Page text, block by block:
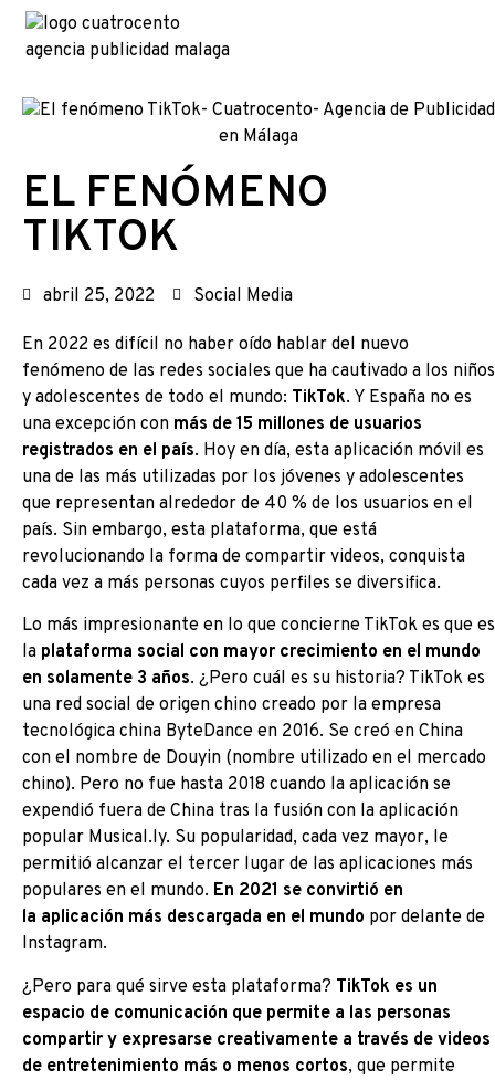
EL FENÓMENO
TIKTOK
abril 25, 2022 Social Media
En 2022 es difícil no haber oído hablar del nuevo
fenómeno de las redes sociales que ha cautivado a los niños
y adolescentes de todo el mundo: TikTok. Y España no es
una excepción con más de 15 millones de usuarios
registrados en el país. Hoy en día, esta aplicación móvil es
una de las más utilizadas por los jóvenes y adolescentes
que representan alrededor de 40 % de los usuarios en el
país. Sin embargo, esta plataforma, que está
revolucionando la forma de compartir videos, conquista
cada vez a más personas cuyos perfiles se diversifica.
Lo más impresionante en lo que concierne TikTok es que es
la plataforma social con mayor crecimiento en el mundo
en solamente 3 años. ¿Pero cuál es su historia? TikTok es
una red social de origen chino creado por la empresa
tecnológica china ByteDance en 2016. Se creó en China
con el nombre de Douyin (nombre utilizado en el mercado
chino). Pero no fue hasta 2018 cuando la aplicación se
expendió fuera de China tras la fusión con la aplicación
popular Musical.ly. Su popularidad, cada vez mayor, le
permitió alcanzar el tercer lugar de las aplicaciones más
populares en el mundo. En 2021 se convirtió en
la aplicación más descargada en el mundo por delante de
Instagram.
¿Pero para qué sirve esta plataforma? TikTok es un
espacio de comunicación que permite a las personas
compartir y expresarse creativamente a través de videos
de entretenimiento más o menos cortos, que permite